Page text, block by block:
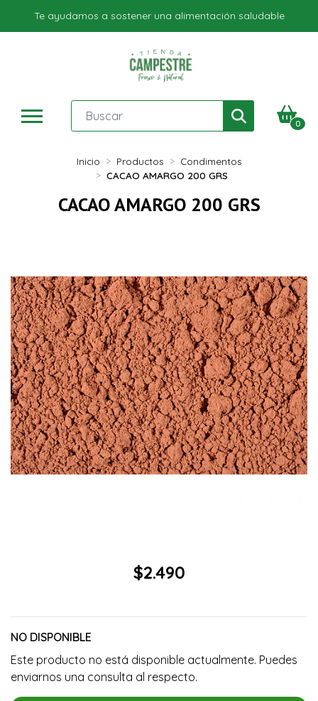
Te ayudamos a sostener una alimentación saludable
0
Inicio Productos
Condimentos
CACAO AMARGO 200 GRS
CACAO AMARGO 200 GRS
$2.490
NO DISPONIBLE
Este producto no está disponible actualmente. Puedes
enviarnos una consulta al respecto.